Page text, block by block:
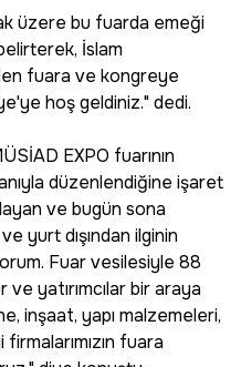
üzere bu fuarda emeği
İslam
fuara ve kongreye
hoş geldiniz." dedi.
EXPO fuarının
düzenlendiğine işaret
ve bugün sona
yurt dışından ilginin
Fuar vesilesiyle 88
yatırımcılar bir araya
inşaat, yapı malzemeleri,
fuara